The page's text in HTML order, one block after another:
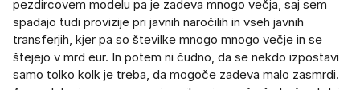
pezdircovem modelu pa je zadeva mnogo večja, saj sem
spadajo tudi provizije pri javnih naročilih in vseh javnih
transferjih, kjer pa so številke mnogo mnogo večje in se
štejejo v mrd eur. In potem ni čudno, da se nekdo izpostavi
samo tolko kolk je treba, da mogoče zadeva malo zasmrdi.